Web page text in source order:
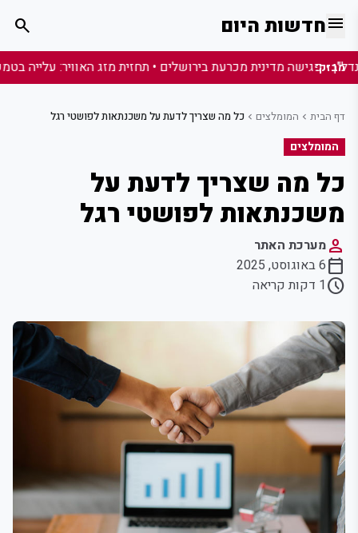
menuחדשות היום search
מבזק:
דף הבית chevron_left המומלצים chevron_left כל מה שצריך לדעת על משכנתאות לפושטי רגל
המומלצים
כל מה שצריך לדעת על
משכנתאות לפושטי רגל
personמערכת האתר
calendar_today6 באוגוסט, 2025
schedule1 דקות קריאה